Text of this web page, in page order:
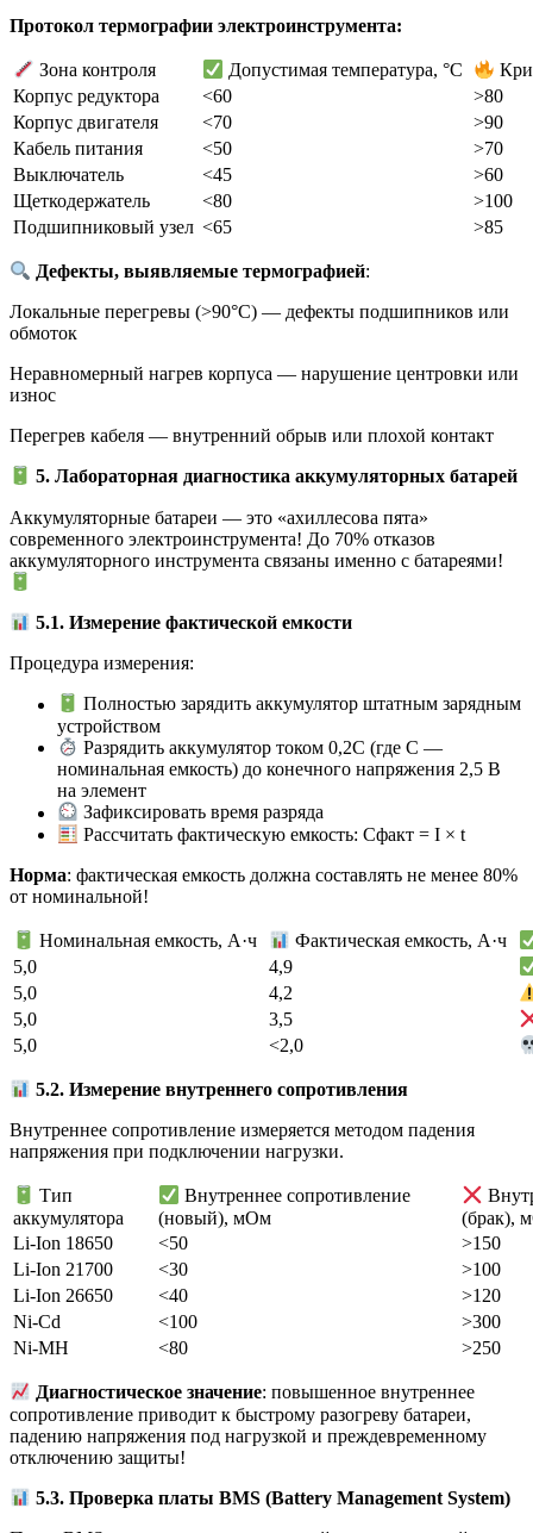
Протокол термографии электроинструмента:
Зона контроля Допустимая температура, °C
Корпус редуктора
<60
>80
Корпус двигателя
<70
>90
Кабель питания
<50
>70
Выключатель
<45
>60
Щеткодержатель
<80
>100
Подшипниковый узел <65 >85
Дефекты, выявляемые термографией:
Локальные перегревы (>90°C) — дефекты подшипников или
обмоток
Неравномерный нагрев корпуса — нарушение центровки или
износ
Перегрев кабеля — внутренний обрыв или плохой контакт
5. Лабораторная диагностика аккумуляторных батарей
Аккумуляторные батареи — это «ахиллесова пята»
современного электроинструмента! До 70% отказов
аккумуляторного инструмента связаны именно с батареями!
5.1. Измерение фактической емкости
Процедура измерения:
Полностью зарядить аккумулятор штатным зарядным
устройством
Разрядить аккумулятор током 0,2С (где С —
номинальная емкость) до конечного напряжения 2,5 В
на элемент
Зафиксировать время разряда
Рассчитать фактическую емкость: Сфакт = I × t
Норма: фактическая емкость должна составлять не менее 80%
от номинальной!
Номинальная емкость, А·ч
Фактическая емкость, А·ч
5,0
4,9
5,0
4,2
5,0
3,5
5,0
<2,0
5.2. Измерение внутреннего сопротивления
Внутреннее сопротивление измеряется методом падения
напряжения при подключении нагрузки.
Тип
аккумулятора
Внутреннее сопротивление
(новый), мОм
(брак),
Li-Ion 18650
<50
>150
Li-Ion 21700
<30
>100
Li-Ion 26650
<40
>120
Ni-Cd
<100
>300
Ni-MH
<80 >250
Диагностическое значение: повышенное внутреннее
сопротивление приводит к быстрому разогреву батареи,
падению напряжения под нагрузкой и преждевременному
отключению защиты!
5.3.Проверка платы BMS (Battery Management System)